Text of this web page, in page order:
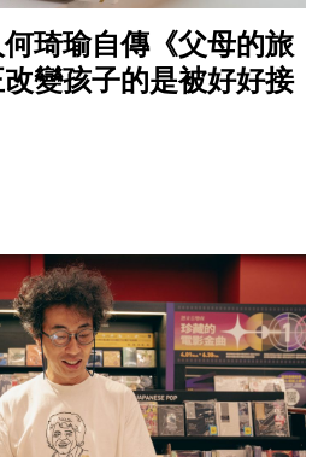
琦瑜自傳《父母的旅
變孩子的是被好好接